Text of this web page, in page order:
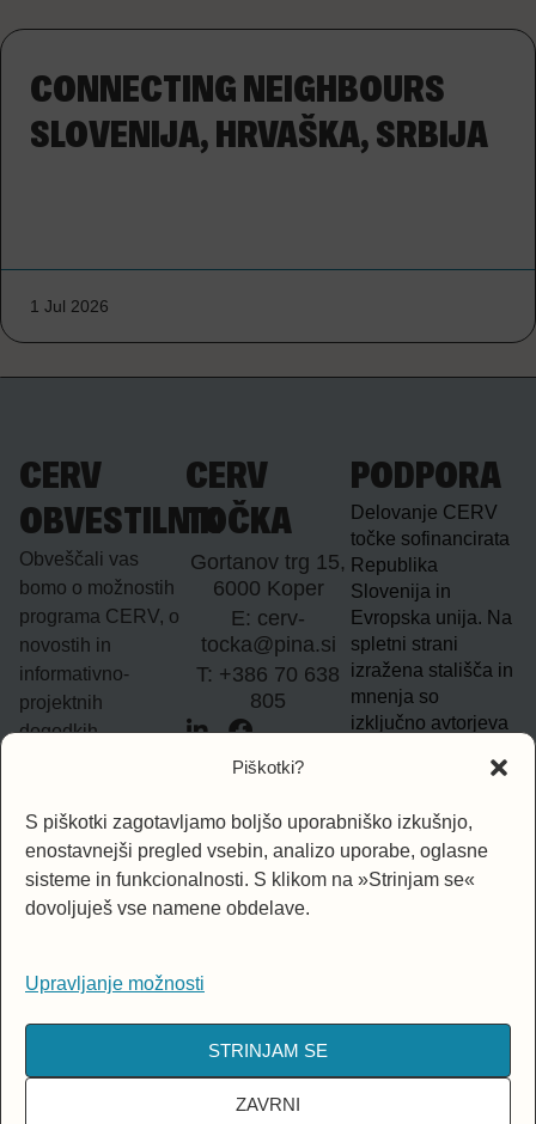
Piškotki?
S piškotki zagotavljamo boljšo uporabniško izkušnjo,
enostavnejši pregled vsebin, analizo uporabe, oglasne
sisteme in funkcionalnosti. S klikom na »Strinjam se«
dovoljuješ vse namene obdelave.
Upravljanje možnosti
STRINJAM SE
ZAVRNI
CONNECTING NEIGHBOURS
SLOVENIJA, HRVAŠKA, SRBIJA
1 Jul 2026
CERV
TOČKA
Gortanov trg 15,
6000 Koper
E: cerv-
tocka@pina.si
T: +386 70 638
805
CERV
OBVESTILNIK
Obveščali vas
bomo o možnostih
programa CERV, o
novostih in
informativno-
projektnih
dogodkih.
PRIJAVA
PODPORA
Delovanje CERV
točke sofinancirata
Republika
Slovenija in
Evropska unija. Na
spletni strani
izražena stališča in
mnenja so
izključno avtorjeva
odražajo mnenj in
unije. Evropska
unija za izražena
stališča ni